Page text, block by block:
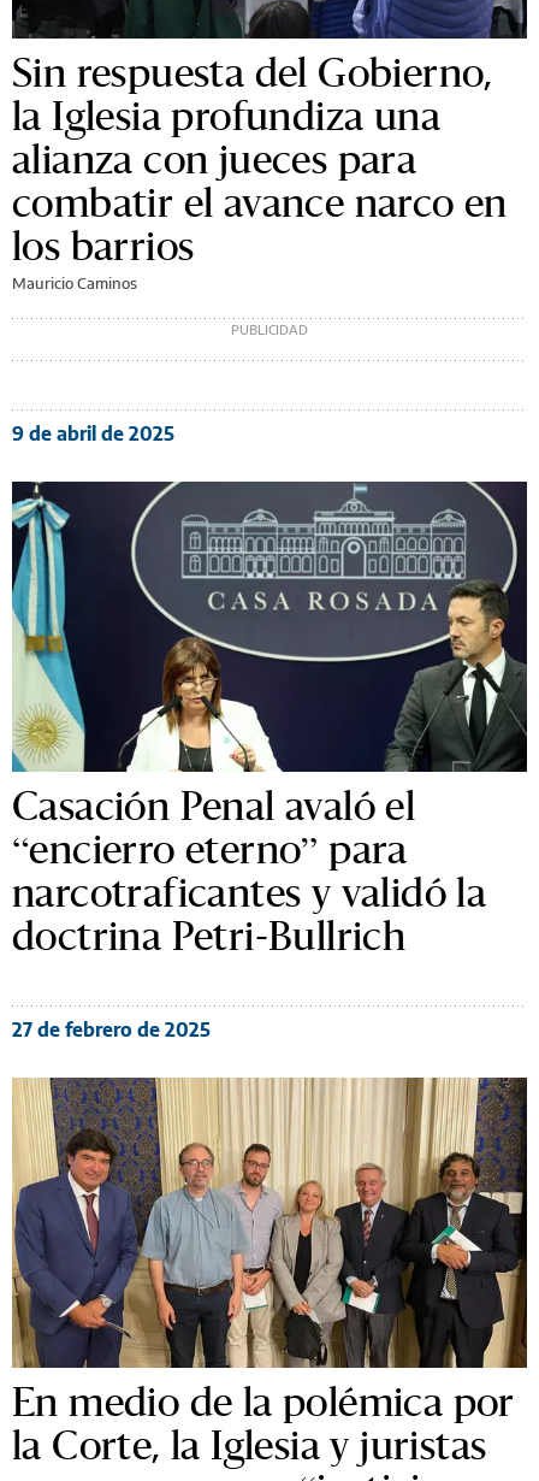
Sin respuesta del Gobierno,
la Iglesia profundiza una
alianza con jueces para
combatir el avance narco en
los barrios
Mauricio Caminos
9 de abril de 2025
Casación Penal avaló el
“encierro eterno” para
narcotraficantes y validó la
doctrina Petri-Bullrich
27 de febrero de 2025
En medio de la polémica por
la Corte, la Iglesia y juristas